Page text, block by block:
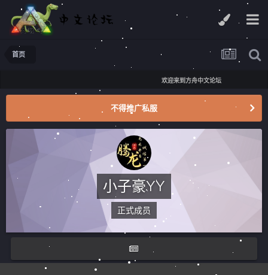
首页
欢迎来到方舟中文论坛
不得推广私服
小子豪YY
正式成员